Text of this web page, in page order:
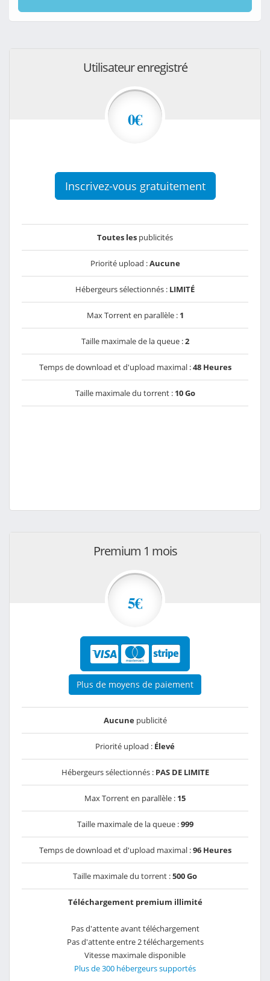
Utilisateur enregistré
0€
Inscrivez-vous gratuitement
Toutes les publicités
Priorité upload :Aucune
Hébergeurs sélectionnés : LIMITÉ
Max Torrent en parallèle : 1
Taille maximale de la queue :2
Temps de download et d'upload maximal :48 Heures
Taille maximale du torrent : 10 Go
Premium 1 mois
5€
Plus de moyens de paiement
Aucunepublicité
Priorité upload : Élevé
Hébergeurs sélectionnés : PAS DE LIMITE
Max Torrent en parallèle : 15
Taille maximale de la queue :999
Temps de download et d'upload maximal :96 Heures
Taille maximale du torrent :500 Go
Téléchargement premium illimité
Pas d'attente avant téléchargement
Pas d'attente entre 2 téléchargements
Vitesse maximale disponible
Plus de 300 hébergeurs supportés